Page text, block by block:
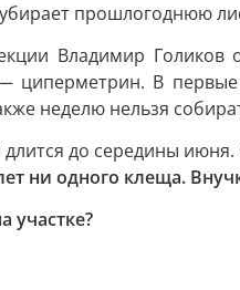
прошлогоднюю
Владимир
циперметрин. В
неделю нельзя
до середины
ни одного клеща.
участке?